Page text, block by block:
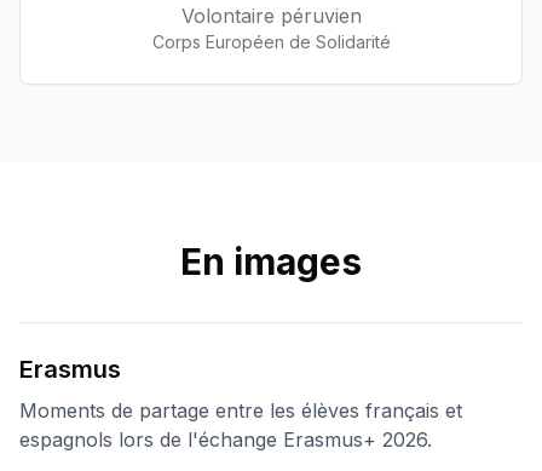
Volontaire péruvien
Corps Européen de Solidarité
En images
Erasmus
Moments de partage entre les élèves français et
espagnols lors de l'échange Erasmus+ 2026.